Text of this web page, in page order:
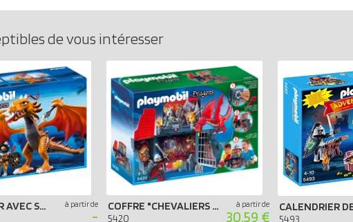
de vous intéresser
DRAGON D'OR AVEC SOLDAT à partir de
-
COFFRE "CHEVALIERS DRAGONS"
5420
à partir de
30.59 € 5493